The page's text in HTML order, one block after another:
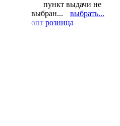
пункт выдачи не
выбран...
выбрать...
опт розница